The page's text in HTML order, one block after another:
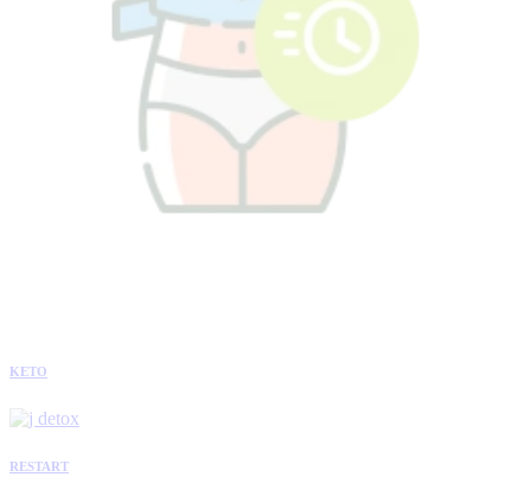
KETO
RESTART